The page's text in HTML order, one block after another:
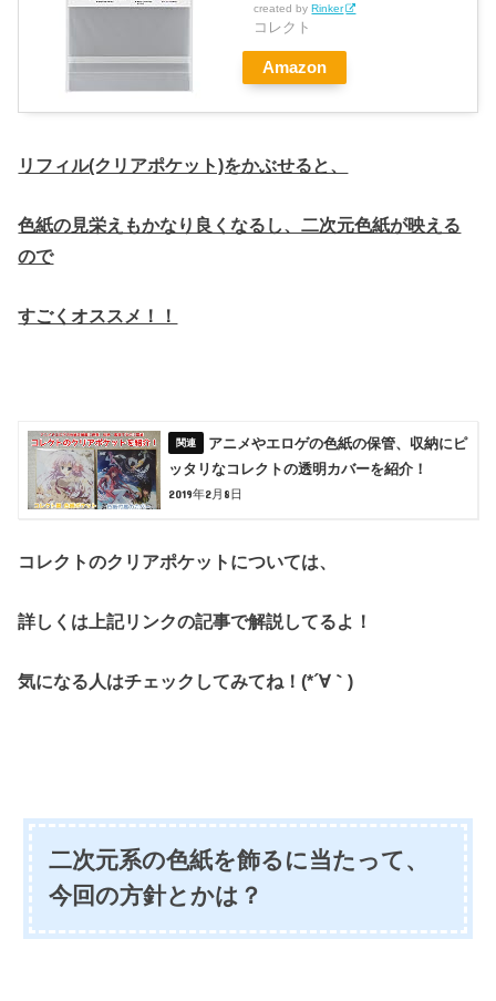
created byRinker
コレクト
Amazon
リフィル(クリアポケット)をかぶせると、
色紙の見栄えもかなり良くなるし、二次元色紙が映える
ので
すごくオススメ！！
アニメやエロゲの色紙の保管、収納にピ
ッタリなコレクトの透明カバーを紹介！
2019年2月8日
コレクトのクリアポケットについては、
詳しくは上記リンクの記事で解説してるよ！
気になる人はチェックしてみてね！(*´∀｀)
二次元系の色紙を飾るに当たって、
今回の方針とかは？